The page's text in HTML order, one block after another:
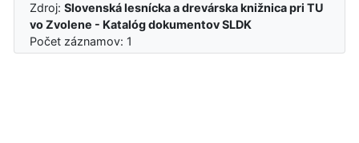
Zdroj:Slovenská lesnícka a drevárska knižnica pri TU
vo Zvolene - Katalóg dokumentov SLDK
Počet záznamov: 1